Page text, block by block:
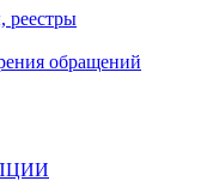
реестры
обращений